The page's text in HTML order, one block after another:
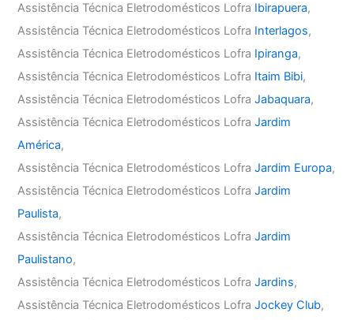
Assistência Técnica Eletrodomésticos Lofra Ibirapuera,
Assistência Técnica Eletrodomésticos Lofra Interlagos,
Assistência Técnica Eletrodomésticos Lofra Ipiranga,
Assistência Técnica Eletrodomésticos Lofra Itaim Bibi,
Assistência Técnica Eletrodomésticos LofraJabaquara,
Assistência Técnica Eletrodomésticos LofraJardim
América,
Assistência Técnica Eletrodomésticos LofraJardim Europa,
Assistência Técnica Eletrodomésticos LofraJardim
Paulista,
Assistência Técnica Eletrodomésticos LofraJardim
Paulistano,
Assistência Técnica Eletrodomésticos LofraJardins,
Assistência Técnica Eletrodomésticos LofraJockey Club,